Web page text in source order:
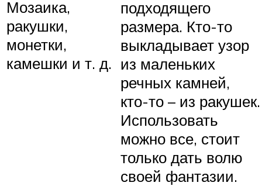
Мозаика,
ракушки,
монетки,
камешки и т. д.
подходящего
размера. Кто-то
выкладывает узор
из маленьких
речных камней,
кто-то – из ракушек.
Использовать
можно все, стоит
только дать волю
своей фантазии.